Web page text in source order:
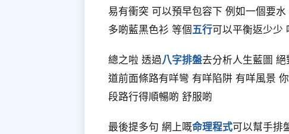
易有衝突 可以預早包容下 例如一個要
多啲藍黑色衫 等個五行可以平衡返少少
總之啦 透過八字排盤去分析人生藍圖
道前面條路有咩彎 有咩陷阱 有咩風景
段路行得順暢啲 舒服啲
最後提多句 網上嘅命理程式可以幫手排